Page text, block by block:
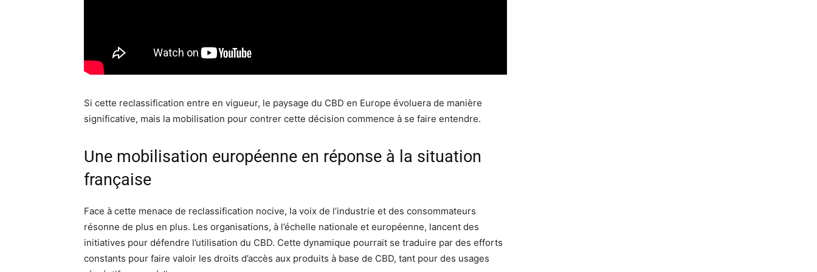
Si cette reclassification entre en vigueur, le paysage du CBD en Europe évoluera de manière
significative, mais la mobilisation pour contrer cette décision commence à se faire entendre.
Une mobilisation européenne en réponse à la situation
française
Face à cette menace de reclassification nocive, la voix de l’industrie et des consommateurs
résonne de plus en plus. Les organisations, à l’échelle nationale et européenne, lancent des
initiatives pour défendre l’utilisation du CBD. Cette dynamique pourrait se traduire par des efforts
constants pour faire valoir les droits d’accès aux produits à base de CBD, tant pour des usages